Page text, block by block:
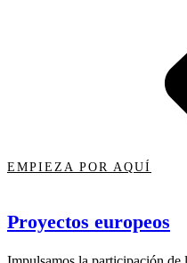
EMPIEZA POR AQUÍ
Proyectos europeos